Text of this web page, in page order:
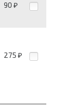
90 ₽
275 ₽